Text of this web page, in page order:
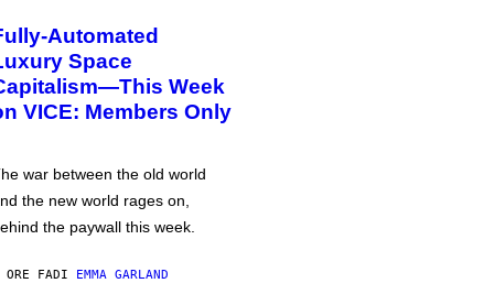
Automated
Space
Week
VICE: Members Only
war between the old world
the new world rages on,
the paywall this week.
ORE FADI EMMA GARLAND